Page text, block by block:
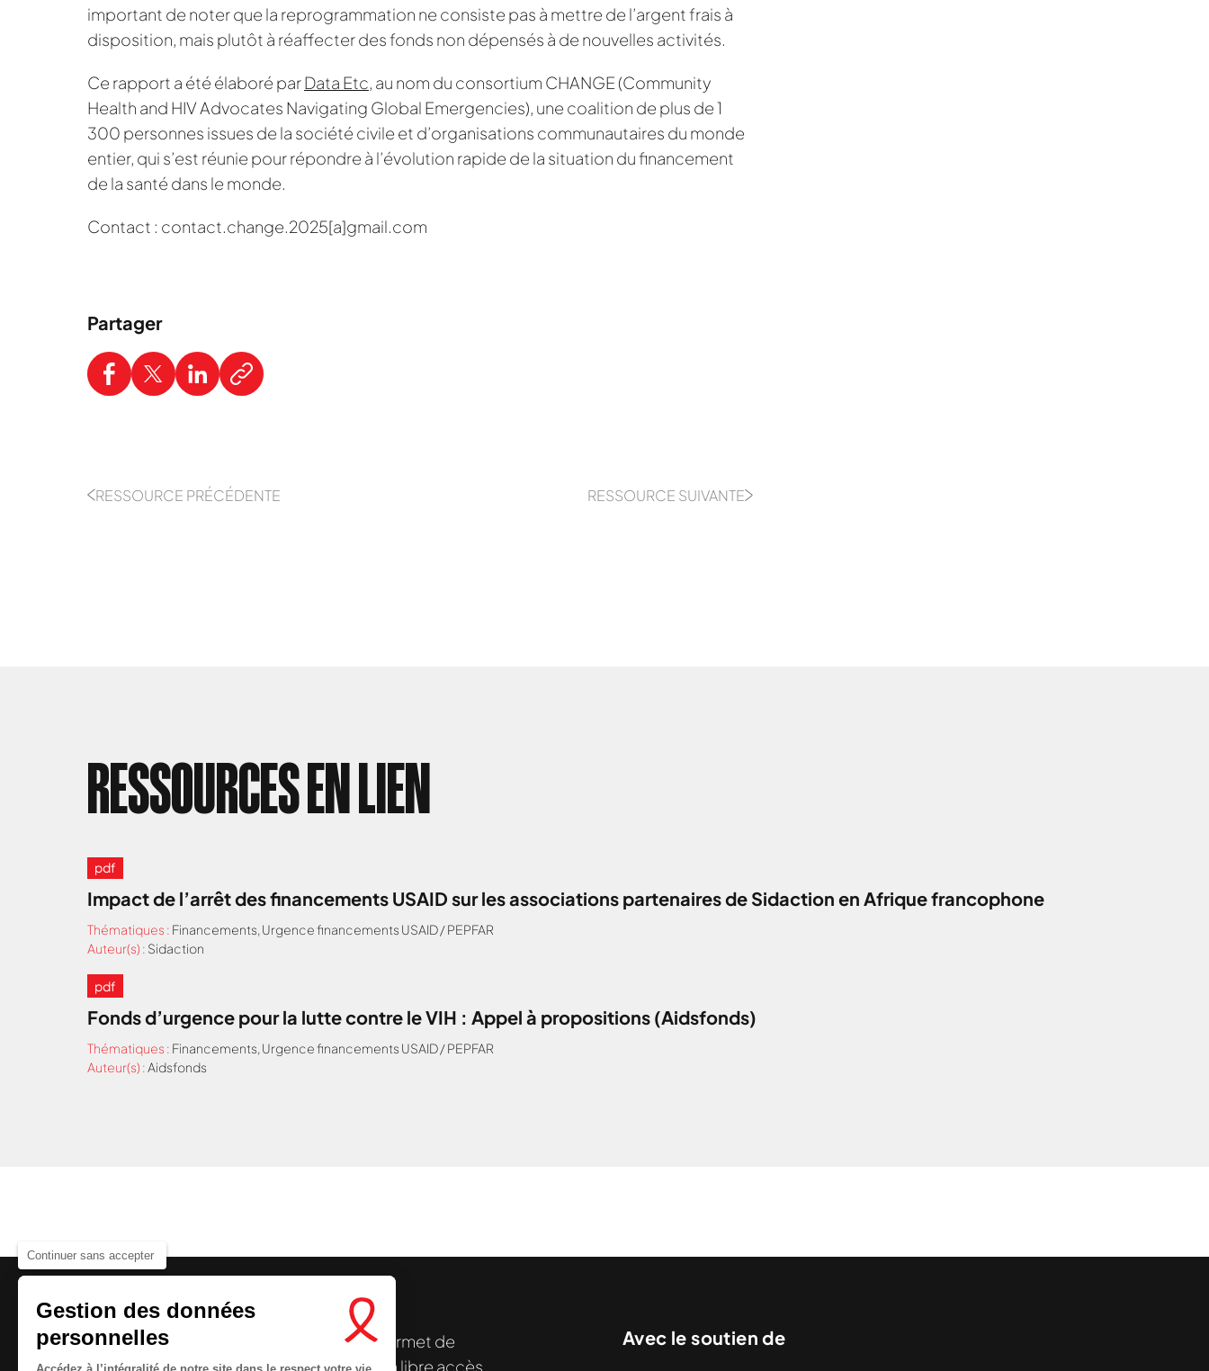
Continuer sans accepter
Gestion des données
personnelles
Accédez à l’intégralité de notre site dans le respect votre vie
important de noter que la reprogrammation ne consiste pas à mettre de l’argent frais à
disposition, mais plutôt à réaffecter des fonds non dépensés à de nouvelles activités.
Ce rapport a été élaboré parData Etc, au nom du consortium CHANGE (Community
Health and HIV Advocates Navigating Global Emergencies), une coalition de plus de 1
300 personnes issues de la société civile et d’organisations communautaires du monde
entier, qui s’est réunie pour répondre à l’évolution rapide de la situation du financement
de la santé dans le monde.
Contact : contact.change.2025[a]gmail.com
Partager
RESSOURCE PRÉCÉDENTE RESSOURCE SUIVANTE
RESSOURCES EN LIEN
pdf
Impact de l’arrêt des financements USAID sur les associations partenaires de Sidaction en Afrique francophone
Thématiques : Financements, Urgence financements USAID / PEPFAR
Auteur(s) : Sidaction
pdf
Fonds d’urgence pour la lutte contre le VIH : Appel à propositions (Aidsfonds)
Thématiques : Financements, Urgence financements USAID / PEPFAR
Auteur(s) :Aidsfonds
Nous cherchons le contenu demandé....
Le centre de ressources de Sidactionpermet de
disposer de ressources francophones en libre accès
Avec le soutien de